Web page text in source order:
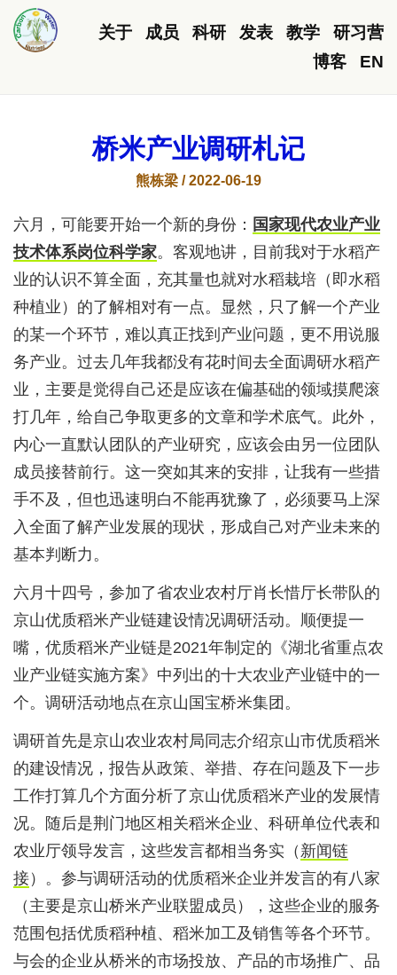
关于 成员 科研 发表 教学
研习营
博客
EN
桥米产业调研札记
熊栋梁 / 2022-06-19
六月，可能要开始一个新的身份： 国家现代农业产业
技术体系岗位科学家。客观地讲，目前我对于水稻产
业的认识不算全面，充其量也就对水稻栽培（即水稻
种植业）的了解相对有一点。显然，只了解一个产业
的某一个环节，难以真正找到产业问题，更不用说服
务产业。过去几年我都没有花时间去全面调研水稻产
业，主要是觉得自己还是应该在偏基础的领域摸爬滚
打几年，给自己争取更多的文章和学术底气。此外，
内心一直默认团队的产业研究，应该会由另一位团队
成员接替前行。这一突如其来的安排，让我有一些措
手不及，但也迅速明白不能再犹豫了，必须要马上深
入全面了解产业发展的现状，形成自己对产业未来的
基本判断力。
六月十四号，参加了省农业农村厅肖长惜厅长带队的
京山优质稻米产业链建设情况调研活动。顺便提一
嘴，优质稻米产业链是2021年制定的《湖北省重点农
业产业链实施方案》中列出的十大农业产业链中的一
个。调研活动地点在京山国宝桥米集团。
调研首先是京山农业农村局同志介绍京山市优质稻米
的建设情况，报告从政策、举措、存在问题及下一步
工作打算几个方面分析了京山优质稻米产业的发展情
况。随后是荆门地区相关稻米企业、科研单位代表和
农业厅领导发言，这些发言都相当务实（ 新闻链
接）。参与调研活动的优质稻米企业并发言的有八家
（主要是京山桥米产业联盟成员），这些企业的服务
范围包括优质稻种植、稻米加工及销售等各个环节。
与会的企业从桥米的市场投放、产品的市场推广、品